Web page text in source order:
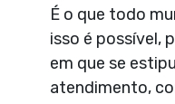
É o que todo
isso é possível,
em que se
atendimento,